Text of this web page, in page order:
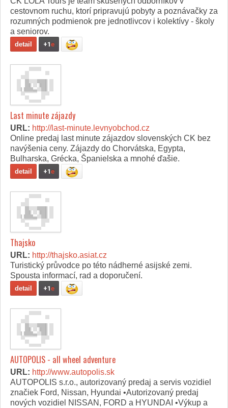
cestovnom ruchu, ktorí pripravujú pobyty a poznávačky za
rozumných podmienok pre jednotlivcov i kolektívy - školy
a seniorov.
detail +1e
Last minute zájazdy
URL: http://last-minute.levnyobchod.cz
Online predaj last minute zájazdov slovenských CK bez
navýšenia ceny. Zájazdy do Chorvátska, Egypta,
Bulharska, Grécka, Španielska a mnohé ďašie.
detail +1e
Thajsko
URL: http://thajsko.asiat.cz
Turistický průvodce po této nádherné asijské zemi.
Spousta informací, rad a doporučení.
detail +1e
AUTOPOLIS - all wheel adventure
URL: http://www.autopolis.sk
AUTOPOLIS s.r.o., autorizovaný predaj a servis vozidiel
značiek Ford, Nissan, Hyundai •Autorizovaný predaj
nových vozidiel NISSAN, FORD a HYUNDAI •Výkup a